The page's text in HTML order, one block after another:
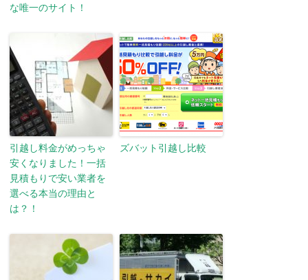
な唯一のサイト！
引越し料金がめっちゃ
安くなりました！一括
見積もりで安い業者を
選べる本当の理由と
は？！
ズバット引越し比較